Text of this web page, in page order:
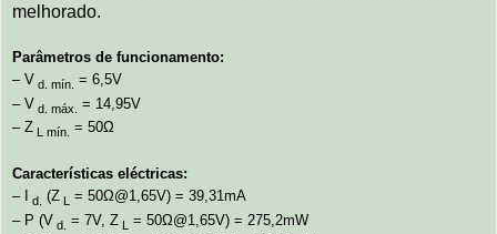
melhorado.
Parâmetros de funcionamento:
– V d. mín. = 6,5V
– V d. máx.
= 14,95V
– Z L mín. = 50Ω
Características eléctricas:
– I
d. (Z L
= 50Ω@1,65V) = 39,31mA
– P (V d. = 7V, Z L
= 50Ω@1,65V) = 275,2mW